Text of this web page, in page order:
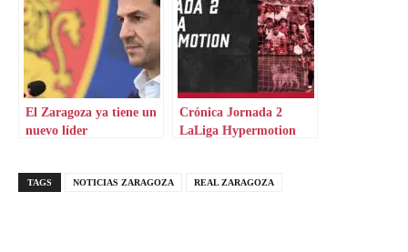
El Zaragoza ya tiene un
nuevo líder
Crónica Jornada 2
LaLiga Hypermotion
TAGS NOTICIAS ZARAGOZA REAL ZARAGOZA